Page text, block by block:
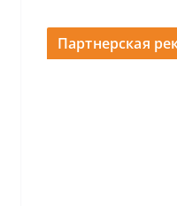
Партнерская